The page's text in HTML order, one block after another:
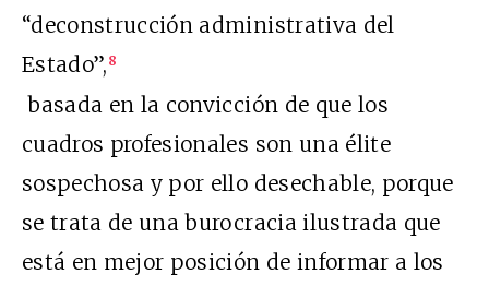
“deconstrucción administrativa del
Estado”, 8
basada en la convicción de que los
cuadros profesionales son una élite
sospechosa y por ello desechable, porque
se trata de una burocracia ilustrada que
está en mejor posición de informar a los